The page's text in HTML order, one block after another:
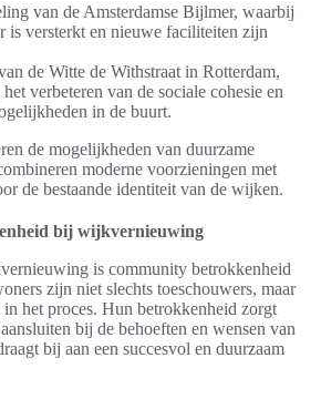
van de Amsterdamse Bijlmer, waarbij
is versterkt en nieuwe faciliteiten zijn
de Witte de Withstraat in Rotterdam,
verbeteren van de sociale cohesie en
in de buurt.
de mogelijkheden van duurzame
moderne voorzieningen met
de bestaande identiteit van de wijken.
bij wijkvernieuwing
is community betrokkenheid
zijn niet slechts toeschouwers, maar
het proces. Hun betrokkenheid zorgt
bij de behoeften en wensen van
bij aan een succesvol en duurzaam